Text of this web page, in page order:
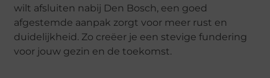
wilt afsluiten nabij Den Bosch, een goed
afgestemde aanpak zorgt voor meer rust en
duidelijkheid. Zo creëer je een stevige fundering
voor jouw gezin en de toekomst.